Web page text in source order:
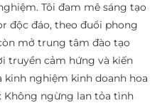
Tôi đam mê sáng tạo
độc đáo, theo đuổi phong
mở trung tâm đào tạo
truyền cảm hứng và kiến
nghiệm kinh doanh hoa
Không ngừng lan tỏa tình